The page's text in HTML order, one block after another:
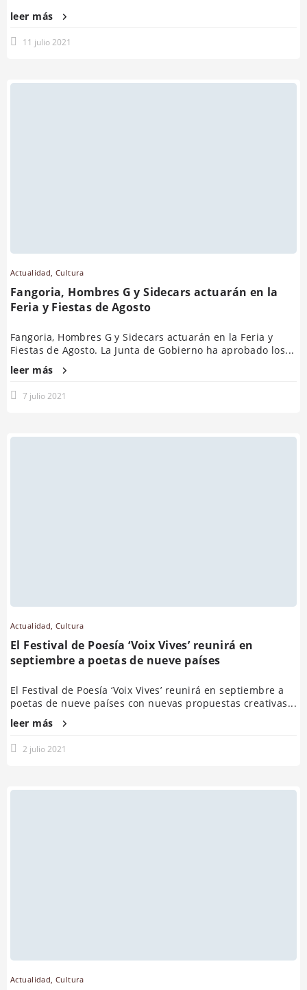
leer más
11 julio 2021
Actualidad ,Cultura
Fangoria, Hombres G y Sidecars actuarán en la
Feria y Fiestas de Agosto
Fangoria, Hombres G y Sidecars actuarán en la Feria y
Fiestas de Agosto. La Junta de Gobierno ha aprobado los...
leer más
7 julio 2021
Actualidad,Cultura
El Festival de Poesía ‘Voix Vives’ reunirá en
septiembre a poetas de nueve países
El Festival de Poesía ‘Voix Vives’ reunirá en septiembre a
poetas de nueve países con nuevas propuestas creativas...
leer más
2 julio 2021
Actualidad ,Cultura